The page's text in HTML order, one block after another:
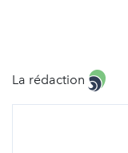
La rédaction